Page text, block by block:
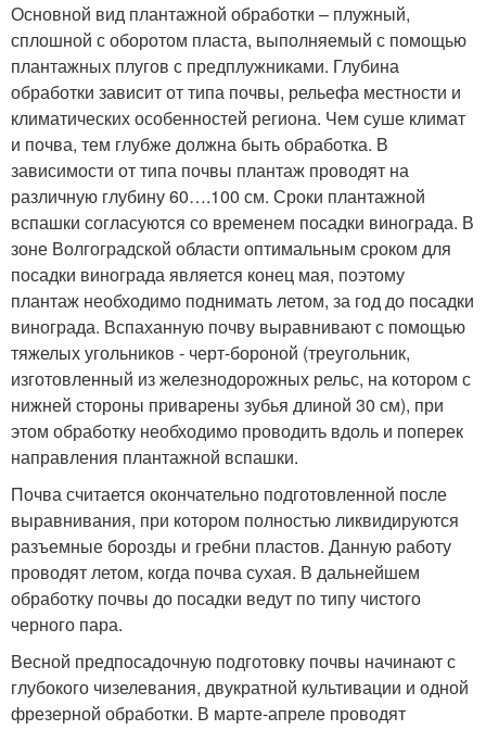
Основной вид плантажной обработки – плужный,
сплошной с оборотом пласта, выполняемый с помощью
плантажных плугов с предплужниками. Глубина
обработки зависит от типа почвы, рельефа местности и
климатических особенностей региона. Чем суше климат
и почва, тем глубже должна быть обработка. В
зависимости от типа почвы плантаж проводят на
различную глубину 60….100 см. Сроки плантажной
вспашки согласуются со временем посадки винограда. В
зоне Волгоградской области оптимальным сроком для
посадки винограда является конец мая, поэтому
плантаж необходимо поднимать летом, за год до посадки
винограда. Вспаханную почву выравнивают с помощью
тяжелых угольников - черт-бороной (треугольник,
изготовленный из железнодорожных рельс, на котором с
нижней стороны приварены зубья длиной 30 см), при
этом обработку необходимо проводить вдоль и поперек
направления плантажной вспашки.
Почва считается окончательно подготовленной после
выравнивания, при котором полностью ликвидируются
разъемные борозды и гребни пластов. Данную работу
проводят летом, когда почва сухая. В дальнейшем
обработку почвы до посадки ведут по типу чистого
черного пара.
Весной предпосадочную подготовку почвы начинают с
глубокого чизелевания, двукратной культивации и одной
фрезерной обработки. В марте-апреле проводят